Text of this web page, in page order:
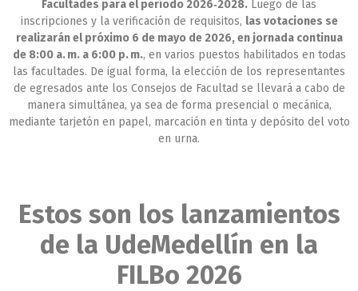
Facultades para el período 2026‑2028. Luego de las
inscripciones y la verificación de requisitos, las votaciones se
realizarán el próximo 6 de mayo de 2026, en jornada continua
de 8:00 a. m. a 6:00 p. m., en varios puestos habilitados en todas
las facultades. De igual forma, la elección de los representantes
de egresados ante los Consejos de Facultad se llevará a cabo de
manera simultánea, ya sea de forma presencial o mecánica,
mediante tarjetón en papel, marcación en tinta y depósito del voto
en urna.
Estos son los lanzamientos
de la UdeMedellín en la
FILBo 2026